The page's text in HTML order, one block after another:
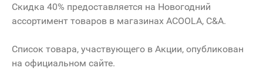
Скидка 40% предоставляется на Новогодний
ассортимент товаров в магазинах ACOOLA, C&A.
Список товара, участвующего в Акции, опубликован
на официальном сайте.